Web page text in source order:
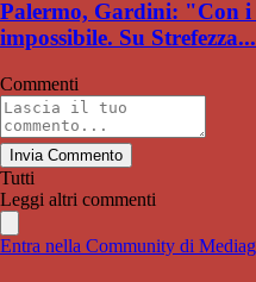
Palermo, Gardini: "Con i
impossibile. Su
Commenti
Invia Commento
Tutti
Leggi altri commenti
Entra nella Community di